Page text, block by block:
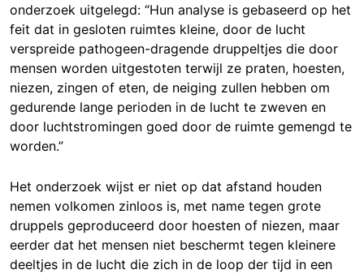
onderzoek uitgelegd: “Hun analyse is gebaseerd op het
feit dat in gesloten ruimtes kleine, door de lucht
verspreide pathogeen-dragende druppeltjes die door
mensen worden uitgestoten terwijl ze praten, hoesten,
niezen, zingen of eten, de neiging zullen hebben om
gedurende lange perioden in de lucht te zweven en
door luchtstromingen goed door de ruimte gemengd te
worden.”
Het onderzoek wijst er niet op dat afstand houden
nemen volkomen zinloos is, met name tegen grote
druppels geproduceerd door hoesten of niezen, maar
eerder dat het mensen niet beschermt tegen kleinere
deeltjes in de lucht die zich in de loop der tijd in een